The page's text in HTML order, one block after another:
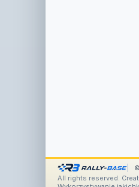
All rights reserved.